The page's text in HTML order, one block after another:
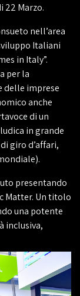
22 Marzo.
nell’area
Italiani
in Italy”.
per la
delle imprese
anche
di un
in grande
giro d’affari,
presentando
Matter. Un titolo
una potente
inclusiva,